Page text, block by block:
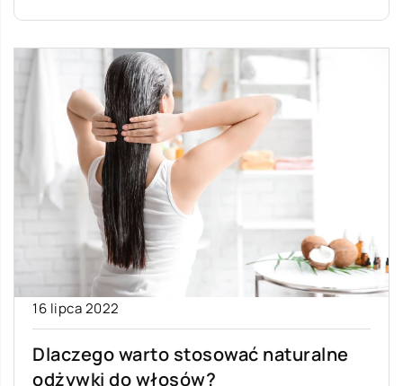
16 lipca 2022
Dlaczego warto stosować naturalne
odżywki do włosów?